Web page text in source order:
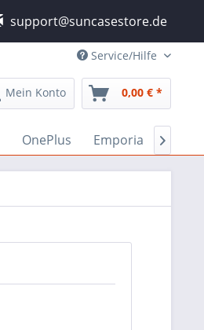
support@suncasestore.de
Service/Hilfe
Mein Konto 0,00 € *
OnePlus Emporia 